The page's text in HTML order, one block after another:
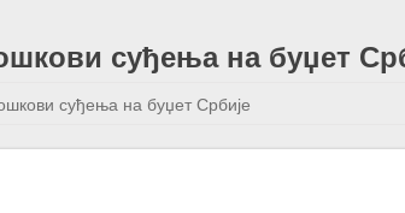
суђења на буџет
суђења на буџет Србије